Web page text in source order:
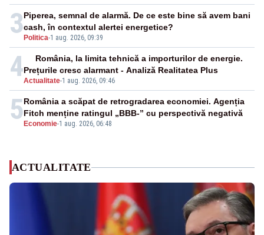
3 Politica-1 aug. 2026, 09:39
Piperea, semnal de alarmă. De ce este bine să avem bani
cash, în contextul alertei energetice?
4Actualitate-1 aug. 2026, 09:46
România, la limita tehnică a importurilor de energie.
Prețurile cresc alarmant - Analiză Realitatea Plus
5 Economie-1 aug. 2026, 06:48
România a scăpat de retrogradarea economiei. Agenția
Fitch menține ratingul „BBB-” cu perspectivă negativă
ACTUALITATE